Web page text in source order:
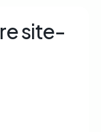
site-